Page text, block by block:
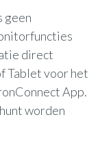
geen
direct
Tablet voor het
App.
worden